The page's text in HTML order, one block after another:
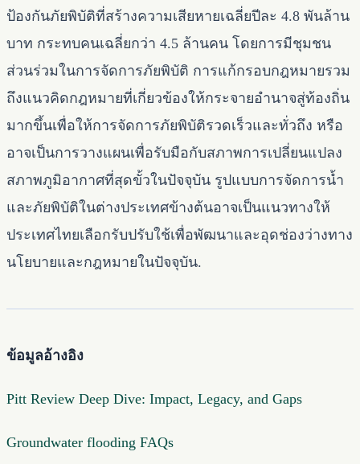
ป้องกันภัยพิบัติที่สร้างความเสียหายเฉลี่ยปีละ 4.8 พันล้าน
บาท กระทบคนเฉลี่ยกว่า 4.5 ล้านคน โดยการมีชุมชน
ส่วนร่วมในการจัดการภัยพิบัติ การแก้กรอบกฎหมายรวม
ถึงแนวคิดกฎหมายที่เกี่ยวข้องให้กระจายอำนาจสู่ท้องถิ่น
มากขึ้นเพื่อให้การจัดการภัยพิบัติรวดเร็วและทั่วถึง หรือ
อาจเป็นการวางแผนเพื่อรับมือกับสภาพการเปลี่ยนแปลง
สภาพภูมิอากาศที่สุดขั้วในปัจจุบัน รูปแบบการจัดการน้ำ
และภัยพิบัติในต่างประเทศข้างต้นอาจเป็นแนวทางให้
ประเทศไทยเลือกรับปรับใช้เพื่อพัฒนาและอุดช่องว่างทาง
นโยบายและกฎหมายในปัจจุบัน.
ข้อมูลอ้างอิง
Pitt Review Deep Dive: Impact, Legacy, and Gaps
Groundwater flooding FAQs